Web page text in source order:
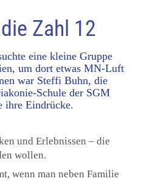
Zahl 12
eine kleine Gruppe
um dort etwas MN-Luft
war Steffi Buhn, die
Schule der SGM
ihre Eindrücke.
und Erlebnissen – die
wollen.
wenn man neben Familie